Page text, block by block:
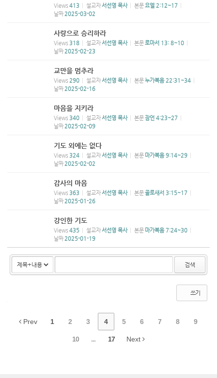
Views 413 설교자서선영 목사 본문요엘 2:12~17
날짜 2025-03-02
사랑으로 승리하라
Views 318 설교자서선영 목사 본문로마서 13: 8~10
날짜 2025-02-23
교만을 멈추라
Views 290 설교자서선영 목사 본문누가복음 22:31~34
날짜 2025-02-16
마음을 지키라
Views 340 설교자서선영 목사 본문잠언 4:23~27
날짜 2025-02-09
기도 외에는 없다
Views 324 설교자서선영 목사 본문 마가복음 9:14~29
날짜 2025-02-02
감사의 마음
Views 363 설교자서선영 목사 본문골로새서 3:15~17
날짜 2025-01-26
강인한 기도
Views 435 설교자서선영 목사 본문 마가복음 7:24~30
날짜 2025-01-19
검색
쓰기
Prev 1 2 3 4 5 6 7 8 9
10 ... 17 Next